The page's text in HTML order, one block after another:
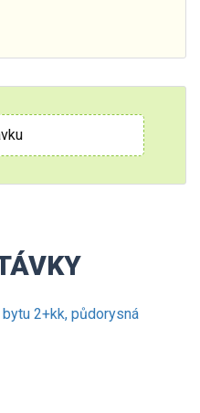
2+kk, půdorysná